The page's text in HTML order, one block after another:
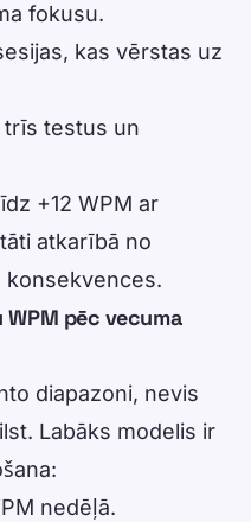
fokusu.
kas vērstas uz
trīs testus un
+12 WPM ar
atkarībā no
konsekvences.
pēc vecuma
diapazoni, nevis
Labāks modelis ir
nedēļā.